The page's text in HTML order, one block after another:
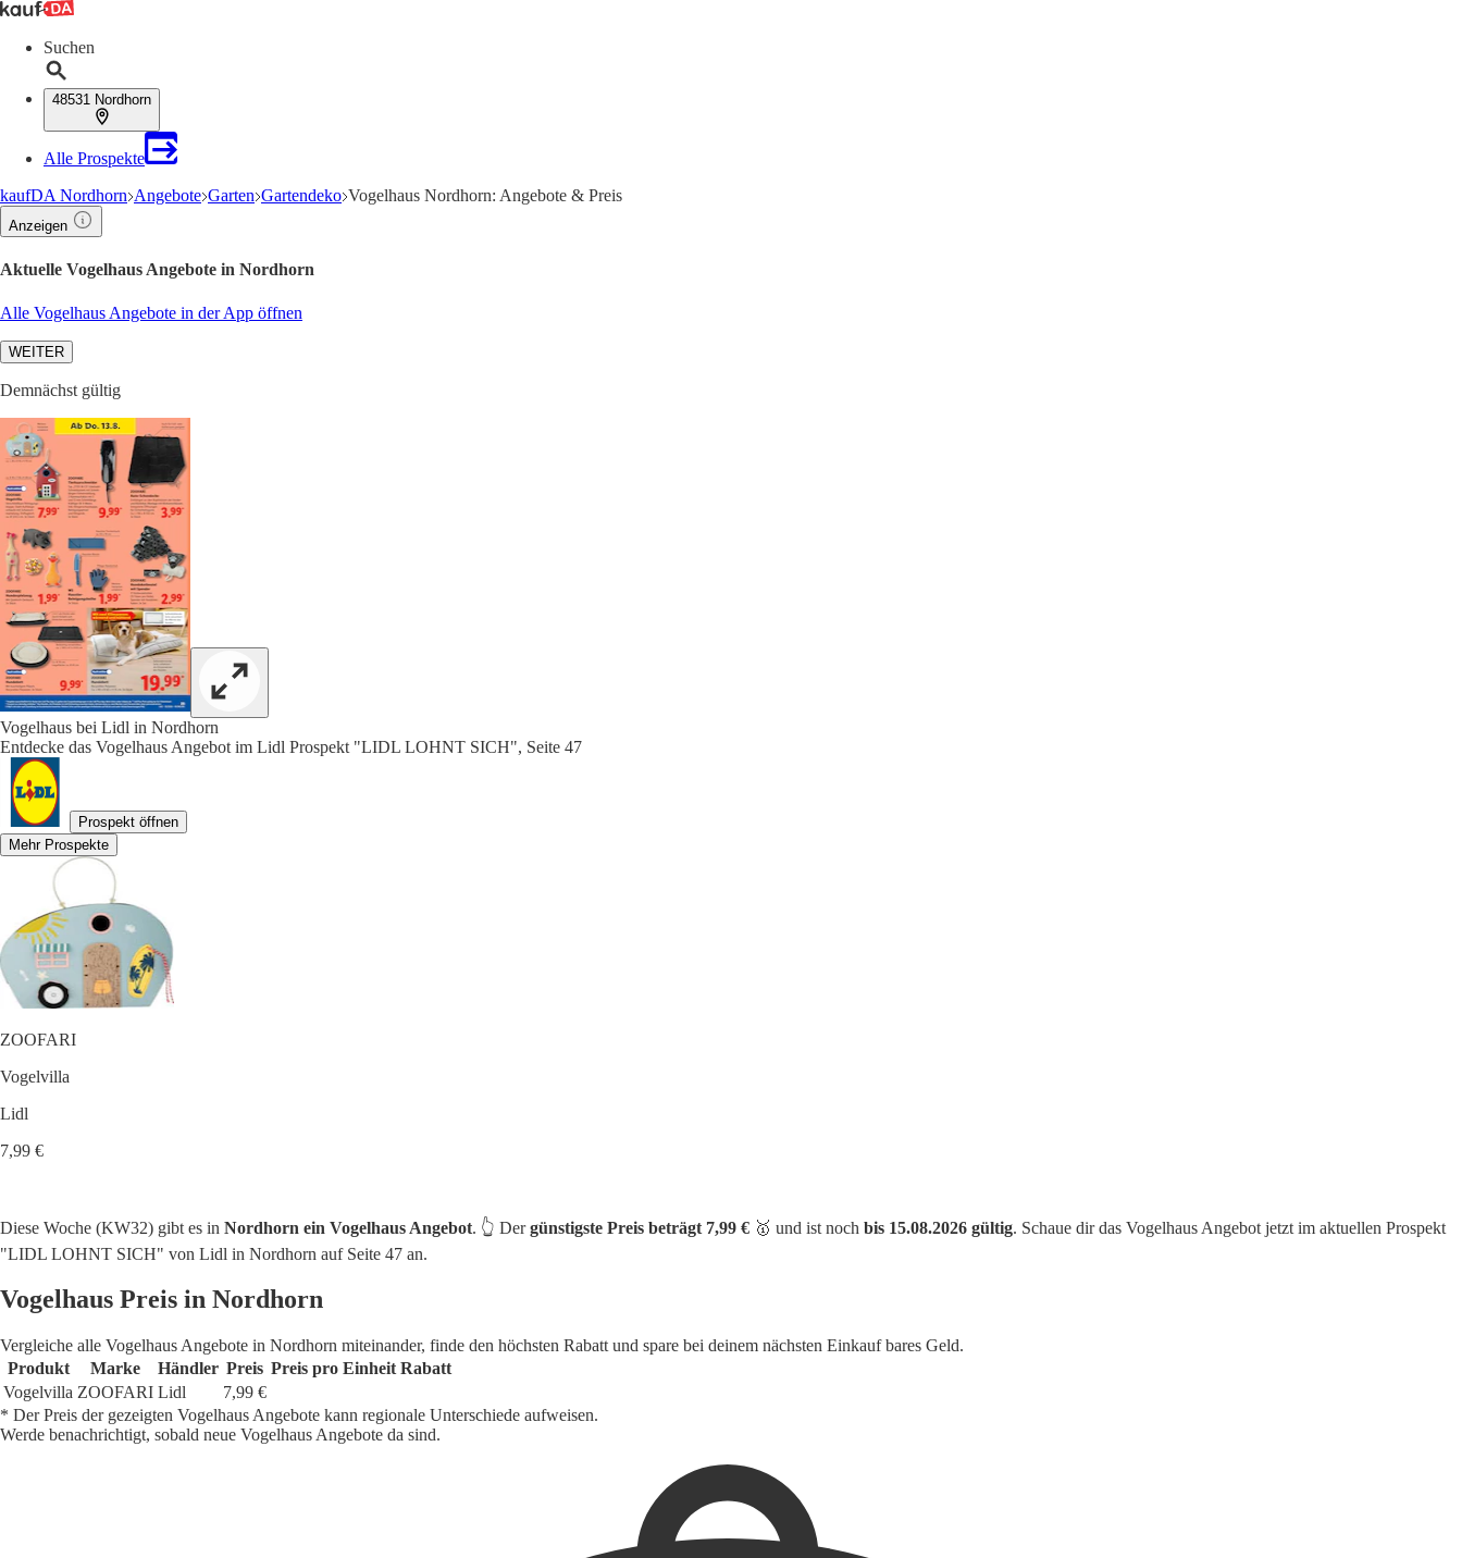
Suchen
48531 Nordhorn
Alle Prospekte
kaufDA Nordhorn Angebote Garten Gartendeko Vogelhaus Nordhorn: Angebote & Preis
Anzeigen
Aktuelle Vogelhaus Angebote in Nordhorn
Alle Vogelhaus Angebote in der App öffnen
WEITER
Demnächst gültig
Vogelhaus bei Lidl in Nordhorn
Entdecke das Vogelhaus Angebot im Lidl Prospekt "LIDL LOHNT SICH", Seite 47
Prospekt öffnen
Mehr Prospekte
ZOOFARI
Vogelvilla
Lidl
7,99 €
Diese Woche (KW32) gibt es in Nordhorn ein Vogelhaus Angebot. 👆 Dergünstigste Preis beträgt 7,99 € 🥇 und ist noch bis 15.08.2026 gültig. Schaue dir das Vogelhaus Angebot jetzt im aktuellen Prospekt
"LIDL LOHNT SICH" von Lidl in Nordhorn auf Seite 47 an.
Vogelhaus Preis in Nordhorn
Vergleiche alle Vogelhaus Angebote in Nordhorn miteinander, finde den höchsten Rabatt und spare bei deinem nächsten Einkauf bares Geld.
Produkt
Marke Händler Preis Preis pro Einheit Rabatt
Vogelvilla ZOOFARI Lidl
7,99 €
* Der Preis der gezeigten Vogelhaus Angebote kann regionale Unterschiede aufweisen.
Werde benachrichtigt, sobald neue Vogelhaus Angebote da sind.